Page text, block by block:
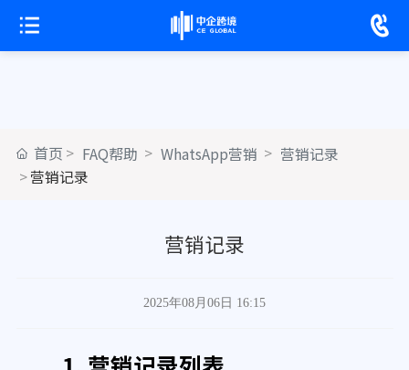
首页 FAQ帮助 WhatsApp营销
营销记录
营销记录
营销记录
2025年08月06日 16:15